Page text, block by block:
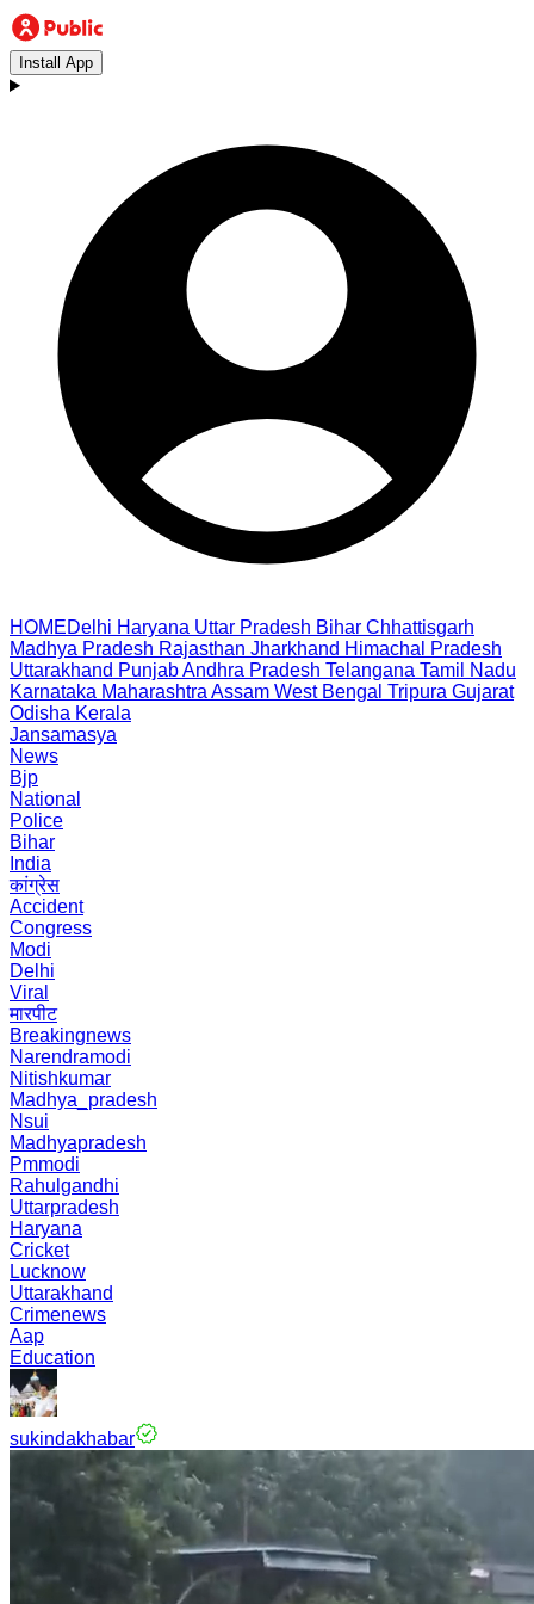
Install App
HOMEDelhi Haryana Uttar Pradesh Bihar Chhattisgarh
Madhya Pradesh Rajasthan Jharkhand Himachal Pradesh
Uttarakhand PunjabAndhra Pradesh Telangana Tamil Nadu
Karnataka Maharashtra Assam West Bengal Tripura Gujarat
Odisha Kerala
Jansamasya
News
Bjp
National
Police
Bihar
India
कांग्रेस
Accident
Congress
Modi
Delhi
Viral
मारपीट
Breakingnews
Narendramodi
Nitishkumar
Madhya_pradesh
Nsui
Madhyapradesh
Pmmodi
Rahulgandhi
Uttarpradesh
Haryana
Cricket
Lucknow
Uttarakhand
Crimenews
Aap
Education
sukindakhabar